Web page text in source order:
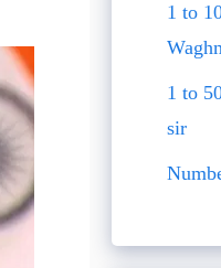
1 to
1 to
sir